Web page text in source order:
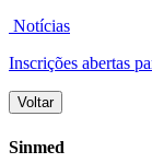
Notícias
Inscrições abertas
Voltar
Sinmed